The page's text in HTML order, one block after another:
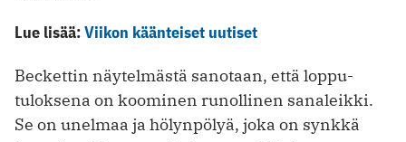
Lue lisää:Viikon käänteiset uutiset
Beckettin näytelmästä sanotaan, että loppu­
tuloksena on koominen runollinen sanaleikki.
Se on unelmaa ja hölynpölyä, joka on synkkä